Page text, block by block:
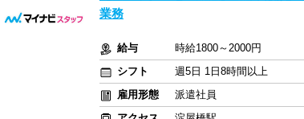
業務
給与
時給1800～2000円
シフト
週5日 1日8時間以上
雇用形態
派遣社員